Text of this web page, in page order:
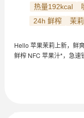
热量192kcal
24h 鲜榨
茉
Hello 苹果茉莉上新，鲜
鲜榨 NFC 苹果汁*，急速